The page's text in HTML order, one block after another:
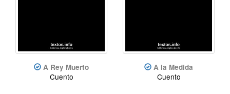
A Rey Muerto
Cuento
A la Medida
Cuento